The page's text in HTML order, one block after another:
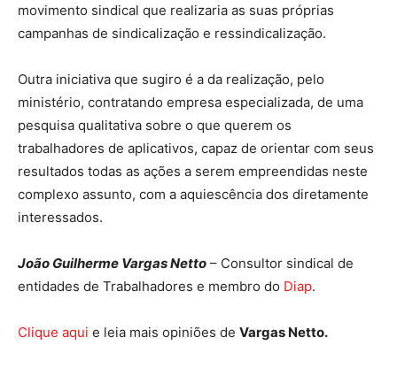
movimento sindical que realizaria as suas próprias
campanhas de sindicalização e ressindicalização.
Outra iniciativa que sugiro é a da realização, pelo
ministério, contratando empresa especializada, de uma
pesquisa qualitativa sobre o que querem os
trabalhadores de aplicativos, capaz de orientar com seus
resultados todas as ações a serem empreendidas neste
complexo assunto, com a aquiescência dos diretamente
interessados.
João Guilherme Vargas Netto – Consultor sindical de
entidades de Trabalhadores e membro do Diap.
Clique aqui e leia mais opiniões de Vargas Netto.